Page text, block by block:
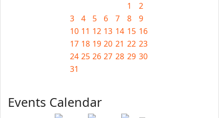
1
2
3
4 5 6 7 8
9
10 11 12 13 14 15 16
17 18 19 20 21 22 23
24 25 26 27 28 29 30
31
Events Calendar